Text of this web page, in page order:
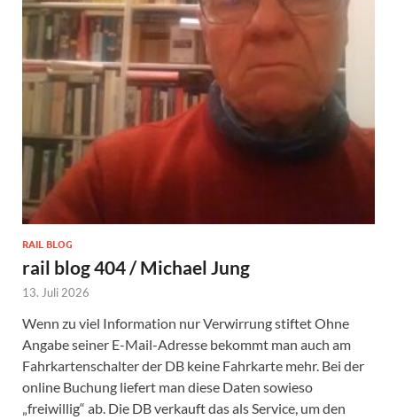
RAIL BLOG
rail blog 404 / Michael Jung
13. Juli 2026
Wenn zu viel Information nur Verwirrung stiftet Ohne
Angabe seiner E-Mail-Adresse bekommt man auch am
Fahrkartenschalter der DB keine Fahrkarte mehr. Bei der
online Buchung liefert man diese Daten sowieso
„freiwillig“ ab. Die DB verkauft das als Service, um den